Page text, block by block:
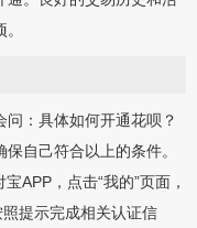
：具体如何开通花呗？
自己符合以上的条件。
APP，点击“我的”页面，
提示完成相关认证信